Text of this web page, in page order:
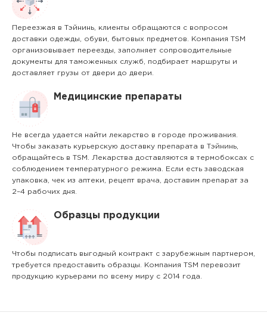
Переезжая в Тэйнинь, клиенты обращаются с вопросом
доставки одежды, обуви, бытовых предметов. Компания TSM
организовывает переезды, заполняет сопроводительные
документы для таможенных служб, подбирает маршруты и
доставляет грузы от двери до двери.
Медицинские препараты
Не всегда удается найти лекарство в городе проживания.
Чтобы заказать курьерскую доставку препарата в Тэйнинь,
обращайтесь в TSM. Лекарства доставляются в термобоксах с
соблюдением температурного режима. Если есть заводская
упаковка, чек из аптеки, рецепт врача, доставим препарат за
2–4 рабочих дня.
Образцы продукции
Чтобы подписать выгодный контракт с зарубежным партнером,
требуется предоставить образцы. Компания TSM перевозит
продукцию курьерами по всему миру с 2014 года.